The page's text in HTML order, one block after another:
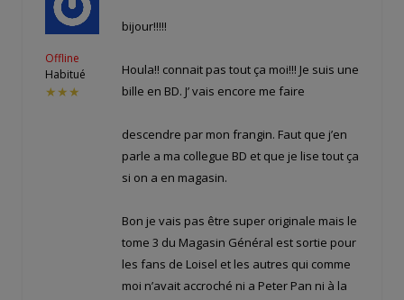
Offline
Habitué
★★★
bijour!!!!!
Houla!! connait pas tout ça moi!!! Je suis une
bille en BD. J’ vais encore me faire
descendre par mon frangin. Faut que j’en
parle a ma collegue BD et que je lise tout ça
si on a en magasin.
Bon je vais pas être super originale mais le
tome 3 du Magasin Général est sortie pour
les fans de Loisel et les autres qui comme
moi n’avait accroché ni a Peter Pan ni à la